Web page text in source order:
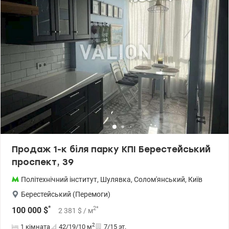
на опалення, що дозволяє суттєво економити на комунальних
платежах. Вікна виходять на тиху, зелену вуличку, що забезпечує
спокійну атмосферу та приємний вид. Всі меблі та побутова
техніка, включаючи пральну машину, газова плита,
холодильник та бойлер, залишаються новим власникам. У
квартирі дубовий паркет у доброму стані, подвійні двері та
тамбур на дві квартири. Сусіди поруч не проживають. Будинок
розташований за 15 хвилин ходьби від метро «Шулявська».
Поруч є два продуктових магазини та державна бібліотека
юнацтва. Поблизу Парк Нивки, Сирецький парк, Парк Орлятко,
Сирецький Гай, Парк ім. Пушкіна Ціна 65000 у.о. 0991932390 Юлія
valion.ua/1153430
Продаж 1-к біля парку КПІ Берестейський
проспект, 39
Політехнічний інститут, Шулявка, Солом'янський, Київ
Берестейський (Перемоги)
100 000 $* 2 381 $ / м2*
1 кімната 42/19/10 м2 7/15 эт.